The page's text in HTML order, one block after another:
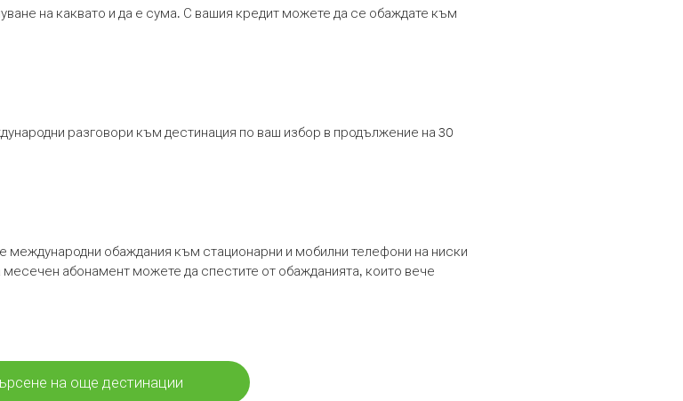
на каквато и да е сума. С вашия кредит можете да се обаждате към
разговори към дестинация по ваш избор в продължение на 30
международни обаждания към стационарни и мобилни телефони на ниски
месечен абонамент можете да спестите от обажданията, които вече
на още дестинации